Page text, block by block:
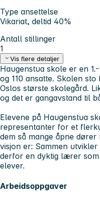
Type ansettelse
Vikariat, deltid 40%
Antall stillinger
1
Vis flere detaljer
Haugenstua skole er en
og 110 ansatte. Skolen
Oslos største skolegård.
og det er gangavstand til
Elevene på Haugenstua
representanter for et
dem så mange åpne
visjon er: Sammen
derfor en dyktig lærer
elever.
Arbeidsoppgaver